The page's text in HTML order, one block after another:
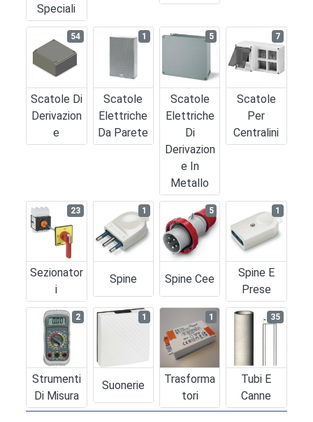
Speciali
Scatole Di
Derivazion
E
54
Scatole
Elettriche
Da Parete
1
Scatole
Elettriche
Di
Derivazion
E In
Metallo
5
Scatole
Per
Centralini
7
Sezionator
I
23
Spine
1
Spine Cee
5
Spine E
Prese
1
Strumenti
Di Misura
2
Suonerie
1
Trasforma
Tori
1
Tubi E
Canne
35